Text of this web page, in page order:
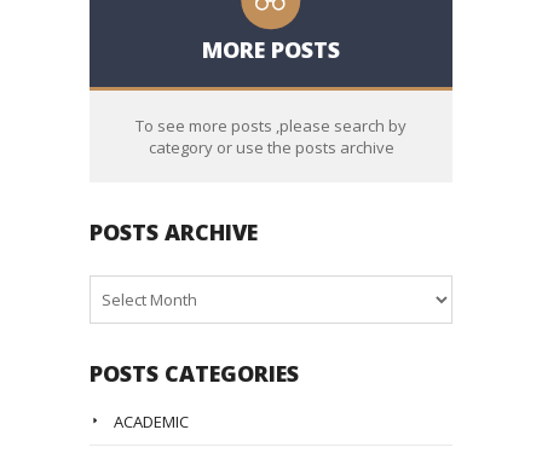
MORE POSTS
To see more posts ,please search by
category or use the posts archive
POSTS ARCHIVE
Archive
POSTS CATEGORIES
ACADEMIC